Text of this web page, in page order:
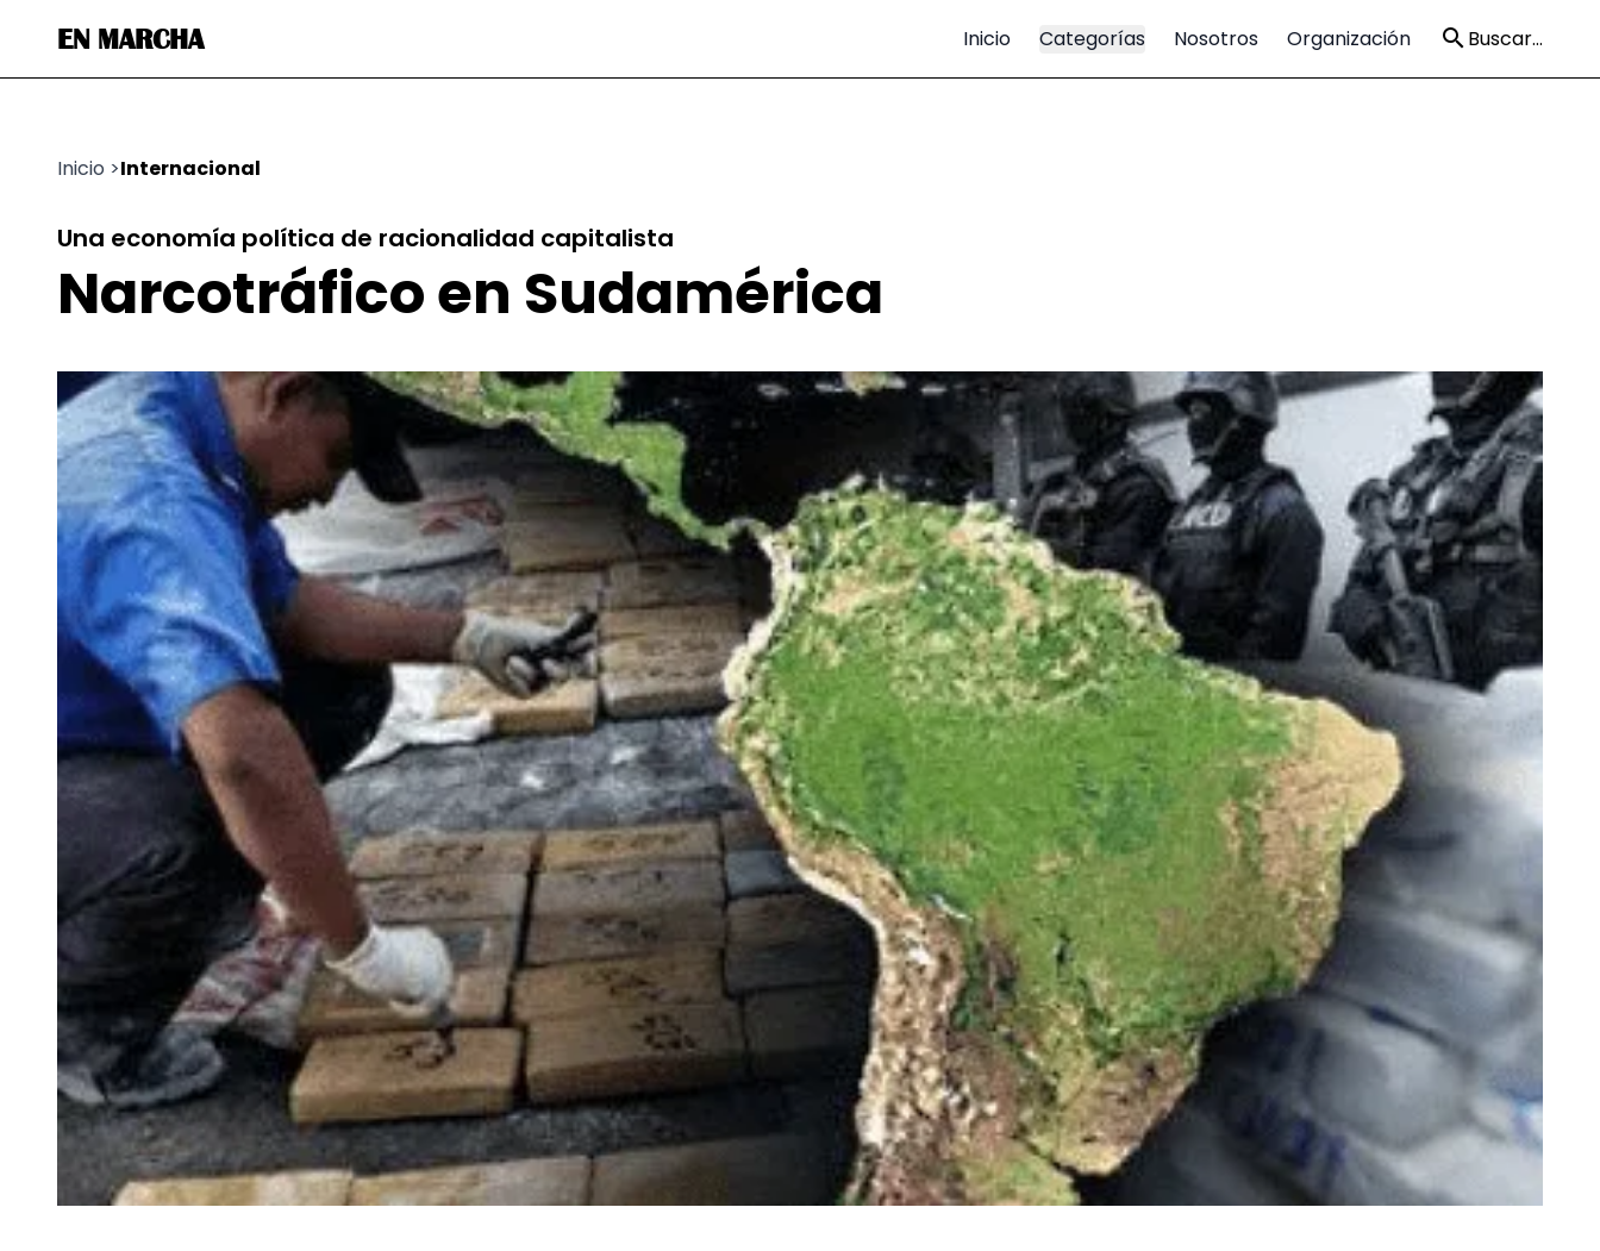
EN MARCHA Inicio Categorías Nosotros Organización Buscar...
Inicio >Internacional
Una economía política de racionalidad capitalista
Narcotráfico en Sudamérica